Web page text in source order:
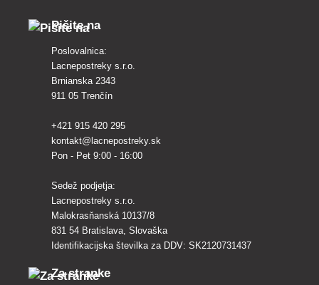
Pišite na
Poslovalnica:
Lacnepostreky s.r.o.
Brnianska 2343
911 05 Trenčín
+421 915 420 295
kontakt@lacnepostreky.sk
Pon - Pet 9:00 - 16:00
Sedež podjetja:
Lacnepostreky s.r.o.
Malokrasňanská 10137/8
831 54 Bratislava, Slovaška
Identifikacijska številka za DDV: SK2120731437
Za stranke